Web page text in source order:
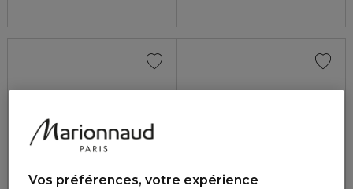
Vos préférences, votre expérience